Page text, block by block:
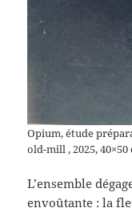
Opium, étude
old-mill , 2025, 40×50
L’ensemble
envoûtante : la